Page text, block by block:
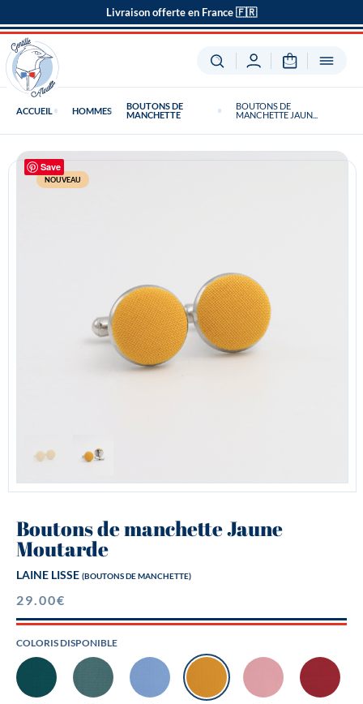
Livraison offerte en France 🇫🇷
ACCUEIL HOMMES
BOUTONS DE
MANCHETTE
BOUTONS DE
MANCHETTE JAUN...
Save
NOUVEAU
Boutons de manchette Jaune
Moutarde
LAINE LISSE (BOUTONS DE MANCHETTE)
29.00€
COLORIS DISPONIBLE